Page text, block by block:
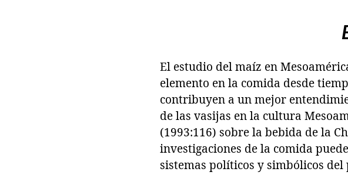
El estudio del maíz en
elemento en la comida desde
contribuyen a un mejor
de las vasijas en la cultura
(1993:116) sobre la bebida de la
investigaciones de la comida
sistemas políticos y simbólicos del